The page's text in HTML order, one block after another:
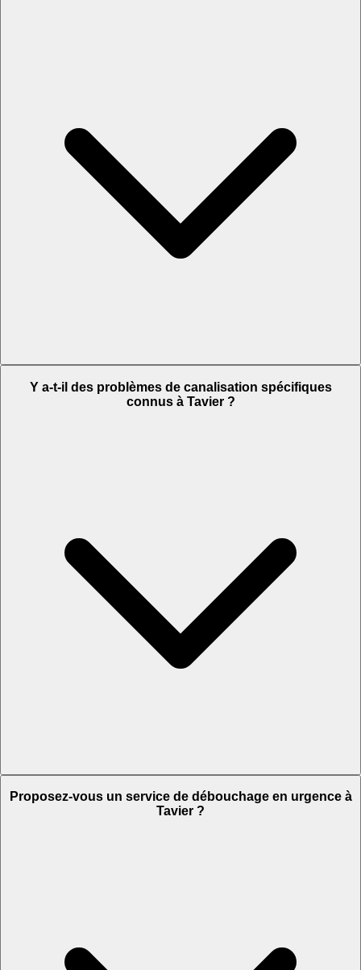
Y a-t-il des problèmes de canalisation spécifiques
connus à Tavier ?
Proposez-vous un service de débouchage en urgence à
Tavier ?